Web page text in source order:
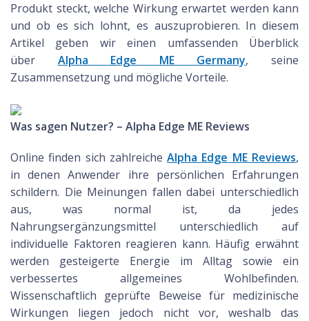
Produkt steckt, welche Wirkung erwartet werden kann
und ob es sich lohnt, es auszuprobieren. In diesem
Artikel geben wir einen umfassenden Überblick
über Alpha Edge ME Germany, seine
Zusammensetzung und mögliche Vorteile.
Was sagen Nutzer? – Alpha Edge ME Reviews
Online finden sich zahlreicheAlpha Edge ME Reviews,
in denen Anwender ihre persönlichen Erfahrungen
schildern. Die Meinungen fallen dabei unterschiedlich
aus, was normal ist, da jedes
Nahrungsergänzungsmittel unterschiedlich auf
individuelle Faktoren reagieren kann. Häufig erwähnt
werden gesteigerte Energie im Alltag sowie ein
verbessertes allgemeines Wohlbefinden.
Wissenschaftlich geprüfte Beweise für medizinische
Wirkungen liegen jedoch nicht vor, weshalb das